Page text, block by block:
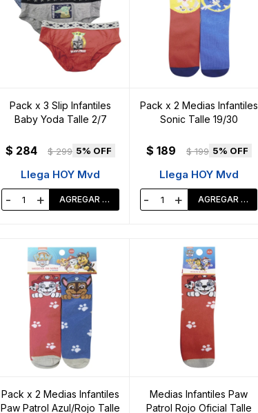
Pack x 3 Slip Infantiles
Baby Yoda Talle 2/7
$ 284 $ 299 5
Llega HOY Mvd
- +
Pack x 2 Medias Infantiles
Sonic Talle 19/30
$ 189 $ 199 5
Llega HOY Mvd
- +
Pack x 2 Medias Infantiles
Paw Patrol Azul/Rojo Talle
Medias Infantiles Paw
Patrol Rojo Oficial Talle